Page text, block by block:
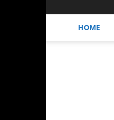
HOME